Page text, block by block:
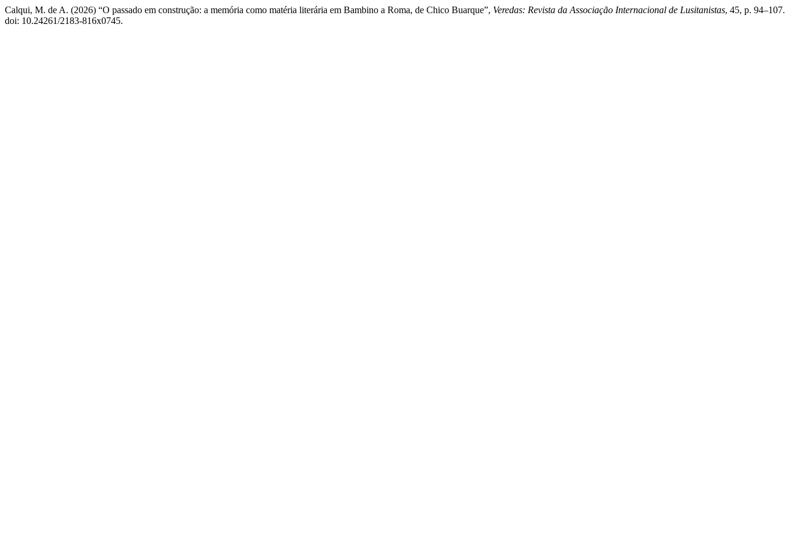
Calqui, M. de A. (2026) “O passado em construção: a memória como matéria literária em Bambino a Roma, de Chico Buarque”, Veredas: Revista da Associação Internacional de Lusitanistas, 45, p. 94–107.
doi: 10.24261/2183-816x0745.